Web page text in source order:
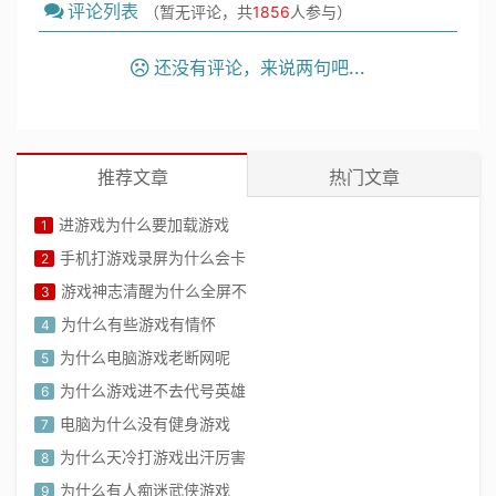
评论列表 （暂无评论，共1856人参与）
还没有评论，来说两句吧...
推荐文章 热门文章
1 进游戏为什么要加载游戏
2 手机打游戏录屏为什么会卡
3 游戏神志清醒为什么全屏不
4 为什么有些游戏有情怀
5 为什么电脑游戏老断网呢
6 为什么游戏进不去代号英雄
7 电脑为什么没有健身游戏
8 为什么天冷打游戏出汗厉害
9 为什么有人痴迷武侠游戏